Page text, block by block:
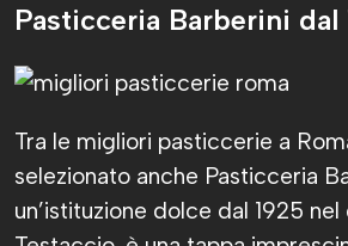
Pasticceria Barberini dal
Tra le migliori pasticcerie a
selezionato anche Pasticceria
un’istituzione dolce dal 1925